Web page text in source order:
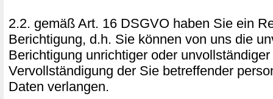
2.2. gemäß Art. 16 DSGVO haben Sie ein
Berichtigung, d.h. Sie können von uns die
Berichtigung unrichtiger oder
Vervollständigung der Sie betreffender
Daten verlangen.